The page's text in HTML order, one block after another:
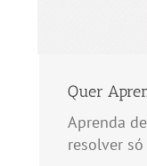
Quer
Aprenda
resolver